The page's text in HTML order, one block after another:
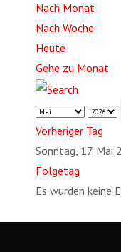
Nach Monat
Nach Woche
Heute
Gehe zu Monat
Vorheriger Tag
Sonntag, 17. Mai
Folgetag
Es wurden keine